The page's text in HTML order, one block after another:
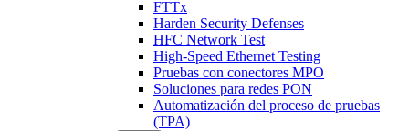
FTTx
Harden Security Defenses
HFC Network Test
High-Speed Ethernet Testing
Pruebas con conectores MPO
Soluciones para redes PON
Automatización del proceso de pruebas
(TPA)